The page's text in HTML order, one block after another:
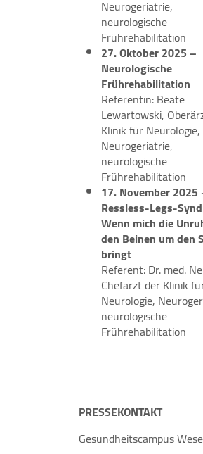
Neurogeriatrie,
neurologische
Frührehabilitation
27. Oktober 2025 –
Neurologische
Frührehabilitation
Referentin: Beate
Lewartowski,
Klinik für Neurologie,
Neurogeriatrie,
neurologische
Frührehabilitation
17. November 2025
Ressless-Legs-
Wenn mich die
den Beinen um den
bringt
Referent: Dr. med.
Chefarzt der Klinik
Neurologie,
neurologische
Frührehabilitation
PRESSEKONTAKT
Gesundheitscampus